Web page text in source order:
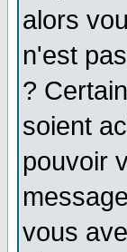
alors
n'est
?
soient
pouvoir
vous